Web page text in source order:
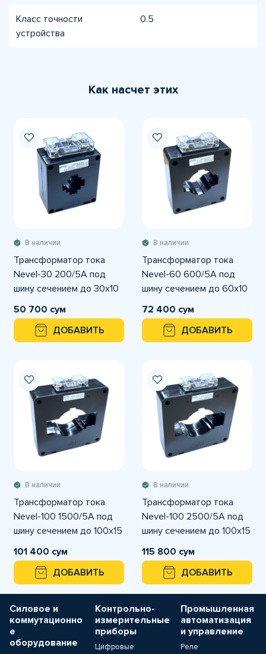
Класс точности
устройства
0.5
Как насчет этих
В наличии
Трансформатор тока
Nevel-30 200/5А под
шину сечением до 30х10
мм
50 700 сум
ДОБАВИТЬ
В наличии
Трансформатор тока
Nevel-60 600/5А под
шину сечением до 60х10
мм
72 400 сум
ДОБАВИТЬ
В наличии
Трансформатор тока
Nevel-100 1500/5А под
шину сечением до 100х15
мм
101 400 сум
ДОБАВИТЬ
В наличии
Трансформатор тока
Nevel-100 2500/5А под
шину сечением до 100х15
мм
115 800 сум
ДОБАВИТЬ
Силовое и
коммутационно
е
оборудование
Контрольно-
измерительные
приборы
Цифровые
Промышленная
автоматизация
и управление
Реле